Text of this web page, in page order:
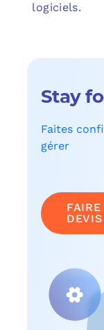
logiciels.
Stay
Faites
gérer
DEVIS